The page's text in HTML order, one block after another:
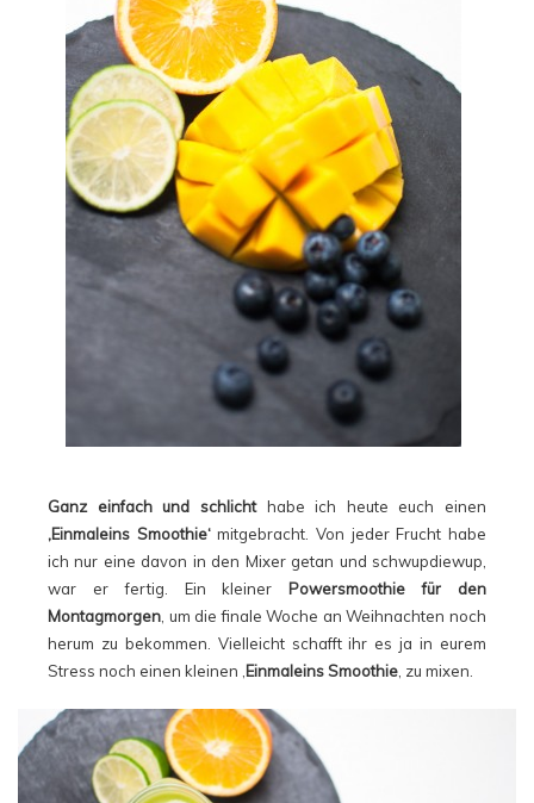
Ganz einfach und schlichthabe ich heute euch einen
‚Einmaleins Smoothie‘mitgebracht. Von jeder Frucht habe
ich nur eine davon in den Mixer getan und schwupdiewup,
war er fertig. Ein kleiner Powersmoothie für den
Montagmorgen , um die finale Woche an Weihnachten noch
herum zu bekommen. Vielleicht schafft ihr es ja in eurem
Stress noch einen kleinen ‚ Einmaleins Smoothie ‚ zu mixen.